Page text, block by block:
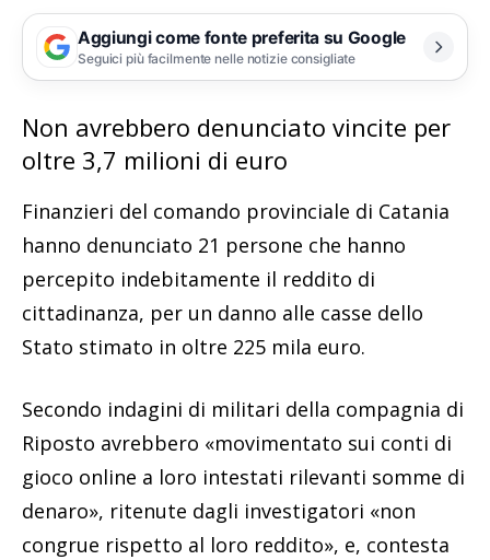
Aggiungi come fonte preferita su Google
Seguici più facilmente nelle notizie consigliate
Non avrebbero denunciato vincite per
oltre 3,7 milioni di euro
Finanzieri del comando provinciale di Catania
hanno denunciato 21 persone che hanno
percepito indebitamente il reddito di
cittadinanza, per un danno alle casse dello
Stato stimato in oltre 225 mila euro.
Secondo indagini di militari della compagnia di
Riposto avrebbero «movimentato sui conti di
gioco online a loro intestati rilevanti somme di
denaro», ritenute dagli investigatori «non
congrue rispetto al loro reddito», e, contesta